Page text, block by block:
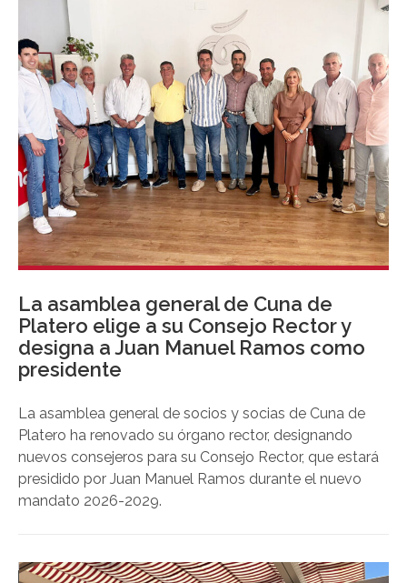
compañía.
La asamblea general de Cuna de
Platero elige a su Consejo Rector y
designa a Juan Manuel Ramos como
presidente
La asamblea general de socios y socias de Cuna de
Platero ha renovado su órgano rector, designando
nuevos consejeros para su Consejo Rector, que estará
presidido por Juan Manuel Ramos durante el nuevo
mandato 2026-2029.